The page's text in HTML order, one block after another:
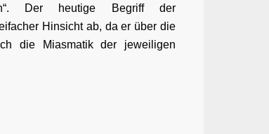
Der heutige Begriff der
Hinsicht ab, da er über die
die Miasmatik der jeweiligen